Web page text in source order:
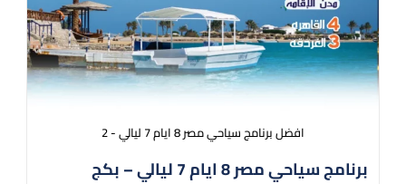
افضل برنامج سياحي مصر 8 ايام 7 ليالي - 2
برنامج سياحي مصر 8 ايام 7 ليالي – بكج